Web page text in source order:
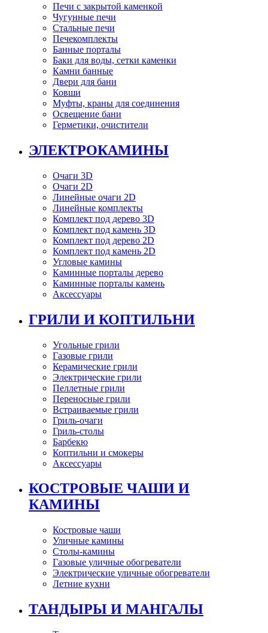
Печи с закрытой каменкой
Чугунные печи
Стальные печи
Печекомплекты
Банные порталы
Баки для воды, сетки каменки
Камни банные
Двери для бани
Ковши
Муфты, краны для соединения
Освещение бани
Герметики, очистители
ЭЛЕКТРОКАМИНЫ
Очаги 3D
Очаги 2D
Линейные очаги 2D
Линейные комплекты
Комплект под дерево 3D
Комплект под камень 3D
Комплект под дерево 2D
Комплект под камень 2D
Угловые камины
Каминные порталы дерево
Каминные порталы камень
Аксессуары
ГРИЛИ И КОПТИЛЬНИ
Угольные грили
Газовые грили
Керамические грили
Электрические грили
Пеллетные грили
Переносные грили
Встраиваемые грили
Гриль-очаги
Гриль-столы
Барбекю
Коптильни и смокеры
Аксессуары
КОСТРОВЫЕ ЧАШИ И
КАМИНЫ
Костровые чаши
Уличные камины
Столы-камины
Газовые уличные обогреватели
Электрические уличные обогреватели
Летние кухни
ТАНДЫРЫ И МАНГАЛЫ